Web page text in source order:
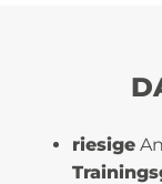
riesige